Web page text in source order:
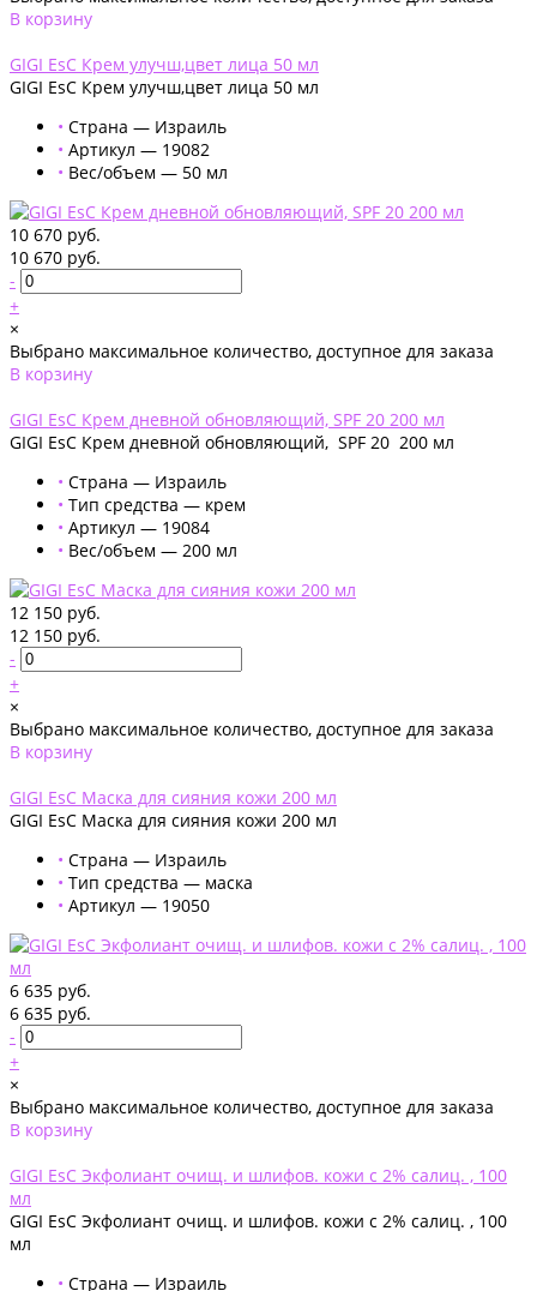
В корзину
GIGI EsC Крем улучш,цвет лица 50 мл
GIGI EsC Крем улучш,цвет лица 50 мл
• Страна — Израиль
• Артикул — 19082
• Вес/объем — 50 мл
10 670 руб.
10 670 руб.
-
+
×
Выбрано максимальное количество, доступное для заказа
В корзину
GIGI EsC Крем дневной обновляющий, SPF 20 200 мл
GIGI EsC Крем дневной обновляющий, SPF 20 200 мл
• Страна — Израиль
• Тип средства — крем
• Артикул — 19084
• Вес/объем — 200 мл
12 150 руб.
12 150 руб.
-
+
×
Выбрано максимальное количество, доступное для заказа
В корзину
GIGI EsC Маска для сияния кожи 200 мл
GIGI EsC Маска для сияния кожи 200 мл
• Страна — Израиль
• Тип средства — маска
• Артикул — 19050
6 635 руб.
6 635 руб.
-
+
×
Выбрано максимальное количество, доступное для заказа
В корзину
GIGI EsC Экфолиант очищ. и шлифов. кожи с 2% салиц. , 100
мл
GIGI EsC Экфолиант очищ. и шлифов. кожи с 2% салиц. , 100
мл
• Страна — Израиль